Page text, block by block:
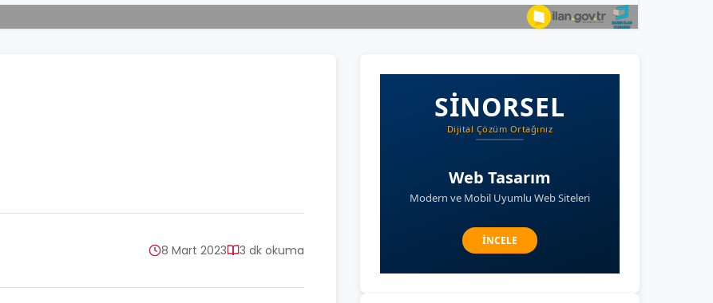
8 Mart 2023 3 dk okuma